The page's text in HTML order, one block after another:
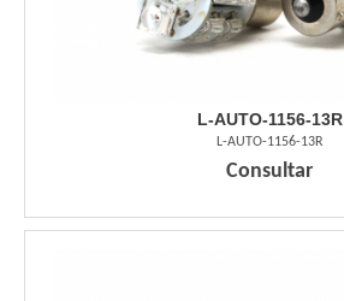
L-AUTO-1156-13R
L-AUTO-1156-13R
Consultar